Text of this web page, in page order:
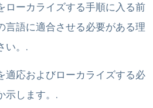
ローカライズする手順に入る前
言語に適合させる必要がある理
い。.
適応およびローカライズする必
示します。.